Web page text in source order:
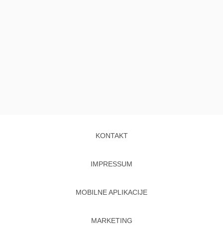
KONTAKT
IMPRESSUM
MOBILNE APLIKACIJE
MARKETING